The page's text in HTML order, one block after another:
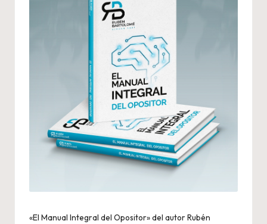
«El Manual Integral del Opositor» del autor Rubén